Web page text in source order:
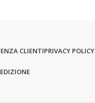
CLIENTIPRIVACY POLICY